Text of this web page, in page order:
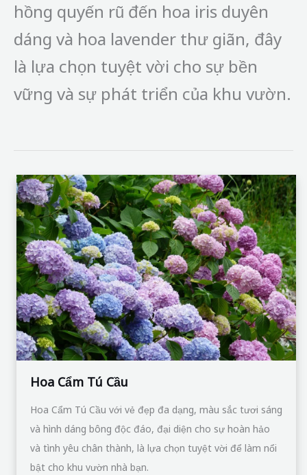
hồng quyến rũ đến hoa iris duyên
dáng và hoa lavender thư giãn, đây
là lựa chọn tuyệt vời cho sự bền
vững và sự phát triển của khu vườn.
Hoa Cẩm Tú Cầu
Hoa Cẩm Tú Cầu với vẻ đẹp đa dạng, màu sắc tươi sáng
và hình dáng bông độc đáo, đại diện cho sự hoàn hảo
và tình yêu chân thành, là lựa chọn tuyệt vời để làm nổi
bật cho khu vườn nhà bạn.
Hoa
Cẩm
Tú
Cầu